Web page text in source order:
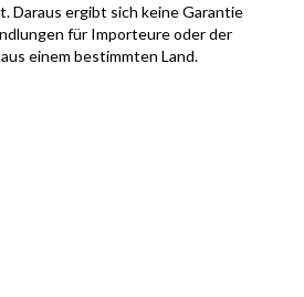
Daraus ergibt sich keine Garantie
für Importeure oder der
einem bestimmten Land.